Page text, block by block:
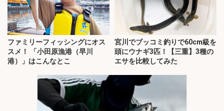
ファミリーフィッシングにオス
スメ！ 「小田原漁港（早川
港）」はこんなとこ
宮川でブッコミ釣りで60cm級を
頭にウナギ3匹！【三重】3種の
エサを比較してみた